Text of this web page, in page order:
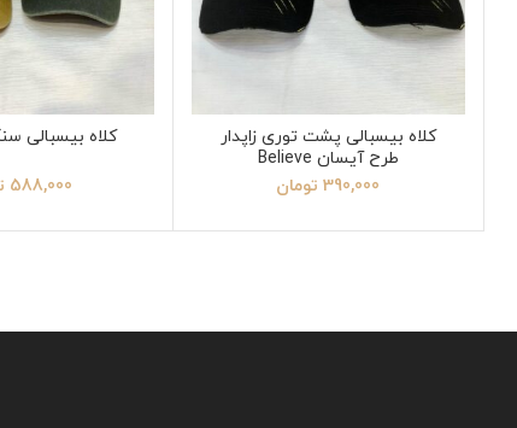
کلاه بیسبالی پشت توری زاپدار
طرح آیسان Believe
390,000 تومان
کلاه بیسبالی
588,000